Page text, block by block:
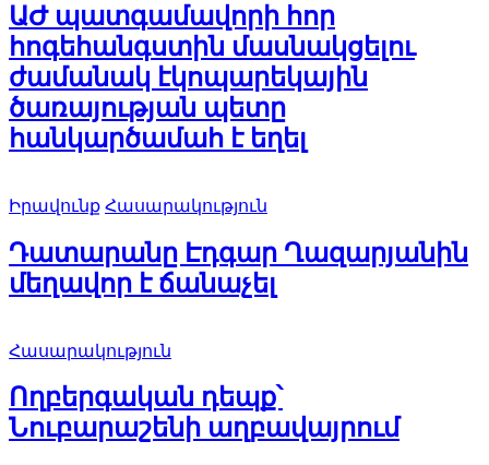
ԱԺ պատգամավորի հոր
հոգեհանգստին մասնակցելու
ժամանակ էկոպարեկային
ծառայության պետը
հանկարծամահ է եղել
Իրավունք Հասարակություն
Դատարանը Էդգար Ղազարյանին
մեղավոր է ճանաչել
Հասարակություն
Ողբերգական դեպք՝
Նուբարաշենի աղբավայրում